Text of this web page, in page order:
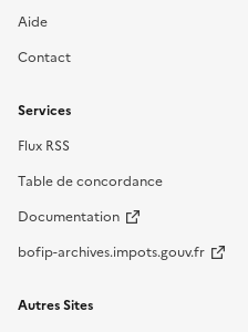
Aide
Contact
Services
Flux RSS
Table de concordance
Documentation
bofip-archives.impots.gouv.fr
Autres Sites